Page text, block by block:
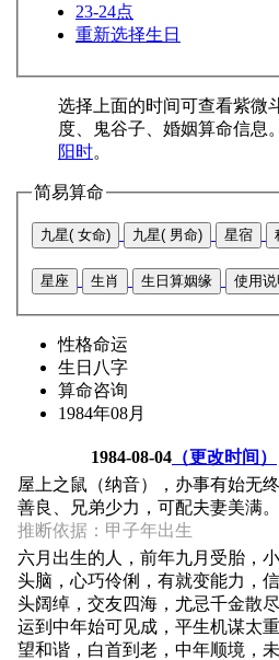
23-24点
重新选择生日
选择上面的时间可查看紫微
度、鬼谷子、婚姻算命信息
阳时。
简易算命
九星( 女命) 九星( 男命) 星宿
星座 生肖 生日算姻缘 使用说
性格命运
生日八字
算命咨询
1984年08月
1984-08-04 （更改时间）
屋上之鼠（纳音），办事有始无
善良、兄弟少力，可配夫妻美满。
推断依据：甲子年出生
六月出生的人，前年九月受胎，
头脑，心巧伶俐，有就变能力，
头阔绰，交友四海，尤忌千金散
运到中年始可见成，平生机谋太
望和谐，白首到老，中年顺境，未